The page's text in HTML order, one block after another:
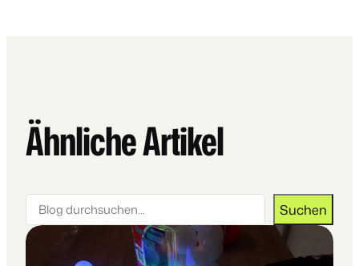
Ähnliche Artikel
Suchen Suchen